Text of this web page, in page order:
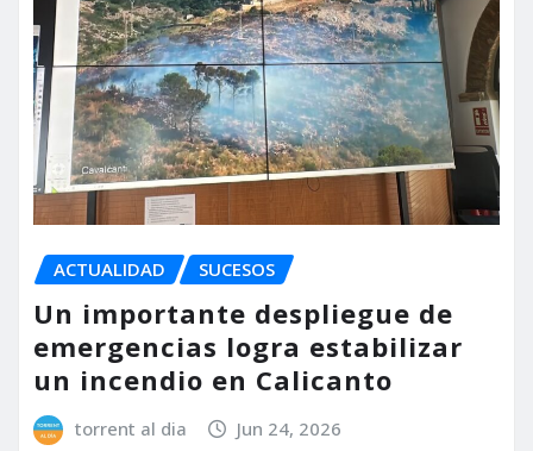
ACTUALIDAD SUCESOS
Un importante despliegue de
emergencias logra estabilizar
un incendio en Calicanto
torrent al dia Jun 24, 2026